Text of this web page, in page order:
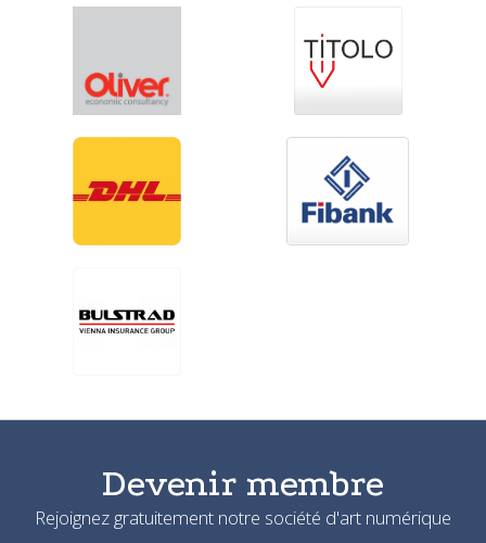
Devenir membre
Rejoignez gratuitement notre société d'art numérique